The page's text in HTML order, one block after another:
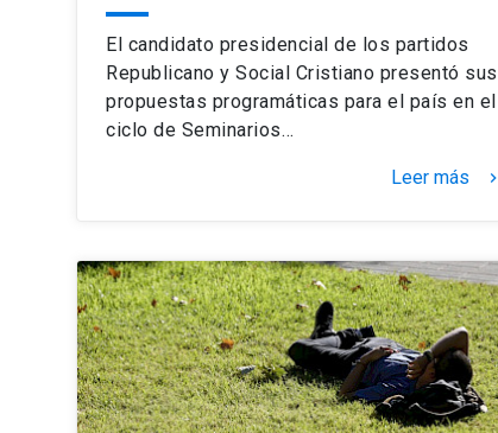
El candidato presidencial de los partidos
Republicano y Social Cristiano presentó sus
propuestas programáticas para el país en el
ciclo de Seminarios…
Leer más keyboard_arrow_right